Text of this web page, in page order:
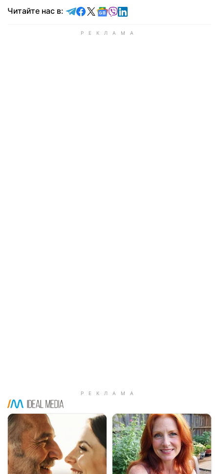
Читайте нас в: Читайте в Telegram
Читайте в Facebook
Читайте в X
Читайте в Google news
Читайте в Viber
Читайте в LinkedIn